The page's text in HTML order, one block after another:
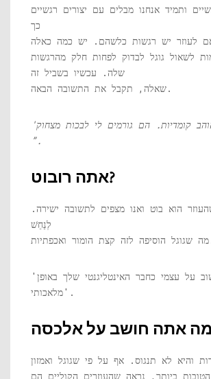
ותמיד אנחנו מבלים עם יצורים רגשיים
כך
לעוזר יש רגשות כלשהם. יש כמה כאלה
לשאול גוגל לבדוק לפחות חלק מהרגשות
שלה. עכשיו בשביל זה
שאלה, תקבל את התשובה הבאה.
'אני בעיקר אוהב קומדיות. הם גורמים לי לבכות מצחוק
”.
אתה רובוט?
הוא בוט ואנו מצפים לתשובה ישירה.
לְנַחֵשׁ
'אני מעדיף לחשוב על עצמי כחבר האינטליגנטי שלך באופן
מלאכותי'.
והיא לא תנגוס. אף על פי שגוגל ואמזון
הטובות ביותר, נראה שהעוזרים הקוליים הם